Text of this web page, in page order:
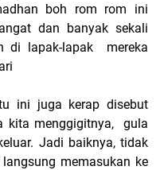
boh rom rom ini
dan banyak sekali
di lapak-lapak
mereka
ini juga kerap disebut
kita menggigitnya,
gula
Jadi baiknya, tidak
memasukan ke